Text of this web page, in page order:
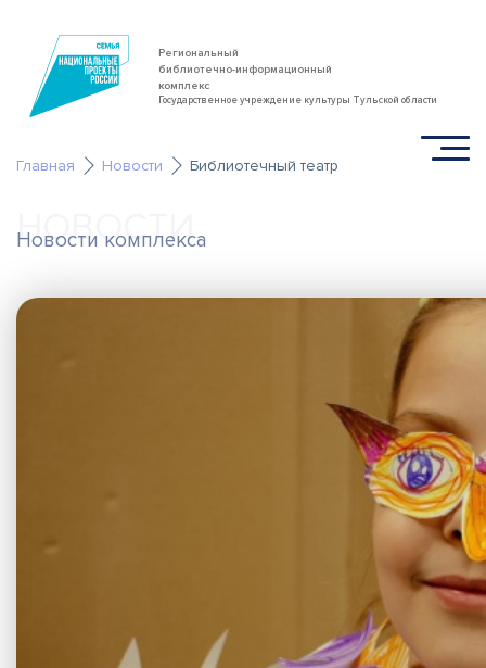
Региональный
библиотечно-информационный
комплекс
Государственное учреждение культуры Тульской области
Главная Новости Библиотечный театр
Новости комплекса
НОВОСТИ